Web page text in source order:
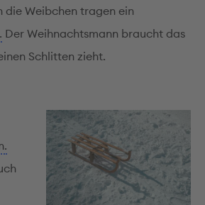
die Weibchen tragen ein
Der Weihnachtsmann braucht das
Schlitten zieht.